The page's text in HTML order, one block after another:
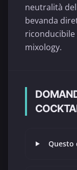
neutralità
bevanda
mixology.
Questo